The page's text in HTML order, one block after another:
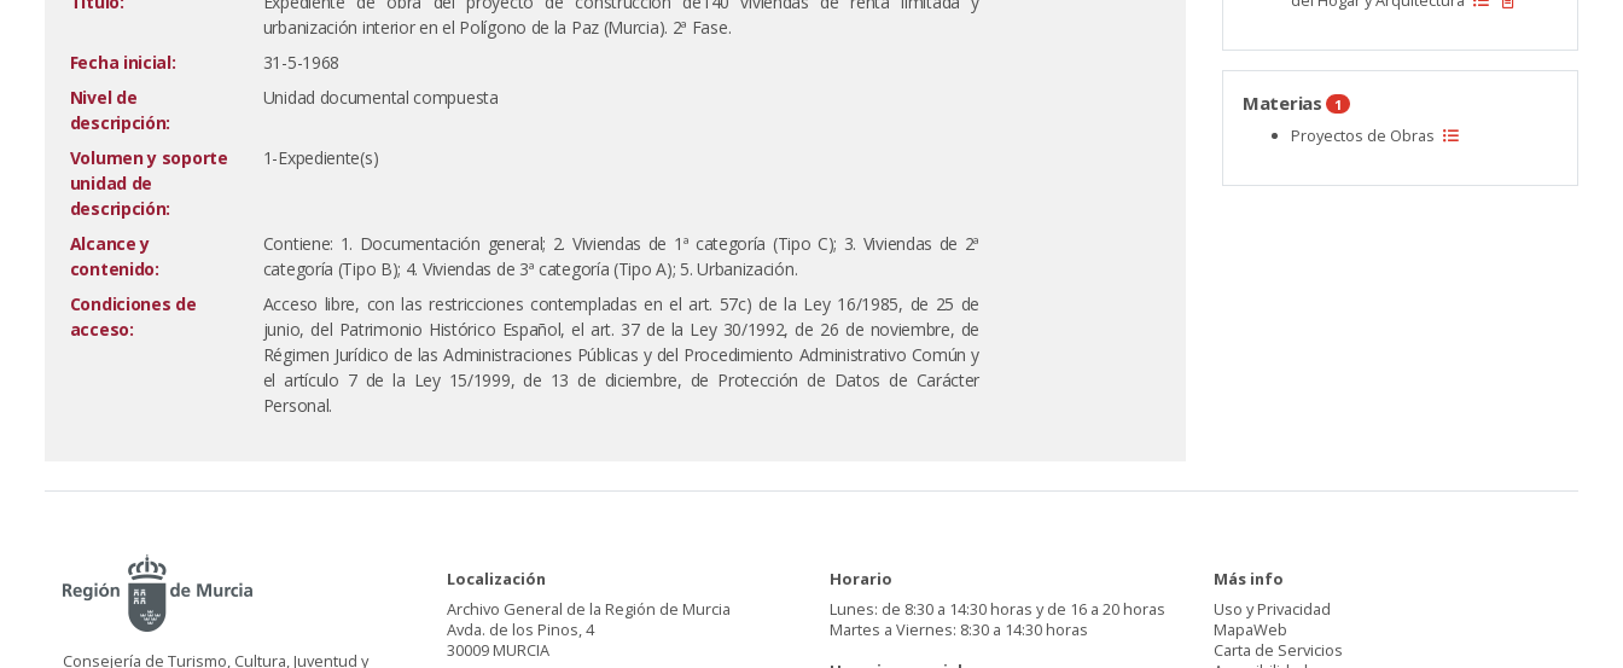
urbanización interior en el Polígono de la Paz (Murcia). 2ª Fase.
Fecha inicial:
31-5-1968
Nivel de
descripción:
Unidad documental compuesta
Volumen y soporte
unidad de
descripción:
1-Expediente(s)
Alcance y
contenido:
Contiene: 1. Documentación general; 2. Viviendas de 1ª categoría (Tipo C); 3. Viviendas de 2ª
categoría (Tipo B); 4. Viviendas de 3ª categoría (Tipo A); 5. Urbanización.
Condiciones de
acceso:
Acceso libre, con las restricciones contempladas en el art. 57c) de la Ley 16/1985, de 25 de
junio, del Patrimonio Histórico Español, el art. 37 de la Ley 30/1992, de 26 de noviembre, de
Régimen Jurídico de las Administraciones Públicas y del Procedimiento Administrativo Común y
el artículo 7 de la Ley 15/1999, de 13 de diciembre, de Protección de Datos de Carácter
Personal.
Materias 1
Proyectos de Obras
Consejería de Turismo, Cultura, Juventud y
Localización
Archivo General de la Región de Murcia
Avda. de los Pinos, 4
30009 MURCIA
Horario
Lunes: de 8:30 a 14:30 horas y de 16 a 20 horas
Martes a Viernes: 8:30 a 14:30 horas
Más info
Uso y Privacidad
MapaWeb
Carta de Servicios